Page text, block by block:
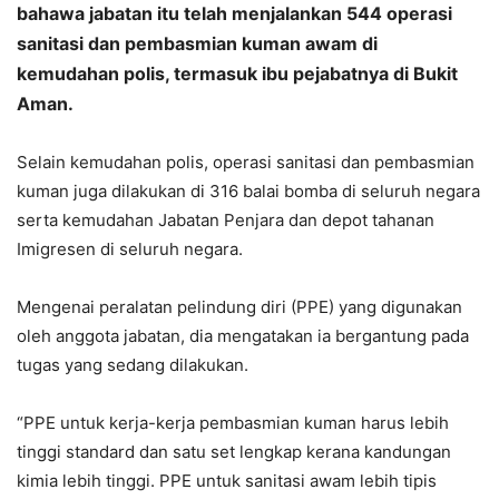
bahawa jabatan itu telah menjalankan 544 operasi
sanitasi dan pembasmian kuman awam di
kemudahan polis, termasuk ibu pejabatnya di Bukit
Aman.
Selain kemudahan polis, operasi sanitasi dan pembasmian
kuman juga dilakukan di 316 balai bomba di seluruh negara
serta kemudahan Jabatan Penjara dan depot tahanan
Imigresen di seluruh negara.
Mengenai peralatan pelindung diri (PPE) yang digunakan
oleh anggota jabatan, dia mengatakan ia bergantung pada
tugas yang sedang dilakukan.
“PPE untuk kerja-kerja pembasmian kuman harus lebih
tinggi standard dan satu set lengkap kerana kandungan
kimia lebih tinggi. PPE untuk sanitasi awam lebih tipis